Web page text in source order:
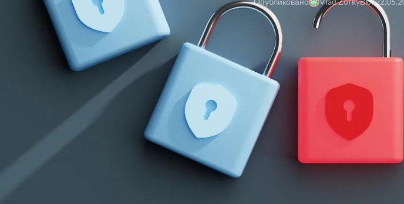
GETCID ТОКЕНЫ
Получить код подтверждения
Купить токены для получения кодов
НОВЫЕ КОММЕНТАРИИ
маршрутизаторы с поддержкой Wi-Fi 7:
TP-Link 7DR7270 и 7DR7290.
Опасные расширения Chrome: более 100
Масштабная угроза в Chrome
Специалисты по кибербезопасности изDomainTools
Chrome, которые маскируются под:
VPN-сервисы
(включая подделки Fortinet)
ИИ-помощники
(DeepSeek AI и другие)
✅
Инструменты для YouTube, криптовалют и бизнеса
Эти расширения крадут куки-файлы